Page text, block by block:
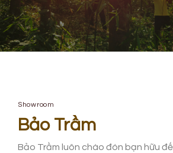
Showroom
Bảo Trầm
Bảo Trầm luôn chào đón bạn hữu